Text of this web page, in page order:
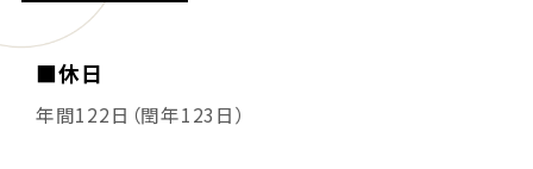
■休日
年間122日（閏年123日）